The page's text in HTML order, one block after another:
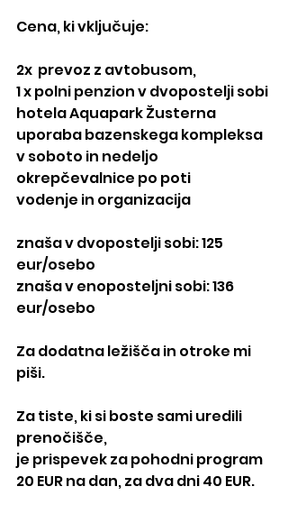
Cena, ki vključuje:
2x  prevoz z avtobusom,
1 x polni penzion v dvopostelji sobi
hotela Aquapark Žusterna
uporaba bazenskega kompleksa
v soboto in nedeljo
okrepčevalnice po poti
vodenje in organizacija
znaša v dvopostelji sobi: 125
eur/osebo
znaša v enoposteljni sobi: 136
eur/osebo
Za dodatna ležišča in otroke mi
piši.
Za tiste, ki si boste sami uredili
prenočišče,
je prispevek za pohodni program
20 EUR na dan, za dva dni 40 EUR.